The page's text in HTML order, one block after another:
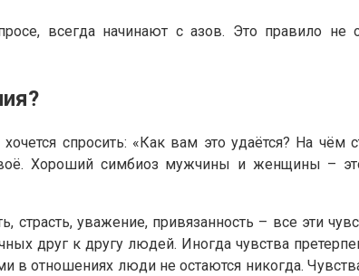
всегда начинают с азов. Это правило
спросить: «Как вам это удаётся? На
Хороший симбиоз мужчины и женщины –
страсть, уважение, привязанность – все эти
друг к другу людей. Иногда чувства
отношениях люди не остаются никогда.